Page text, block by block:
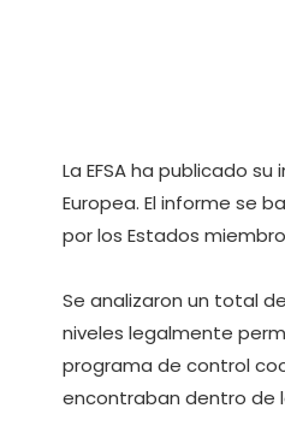
La EFSA ha publicado
Europea. El informe se
por los Estados
Se analizaron un total
niveles legalmente
programa de control
encontraban dentro de